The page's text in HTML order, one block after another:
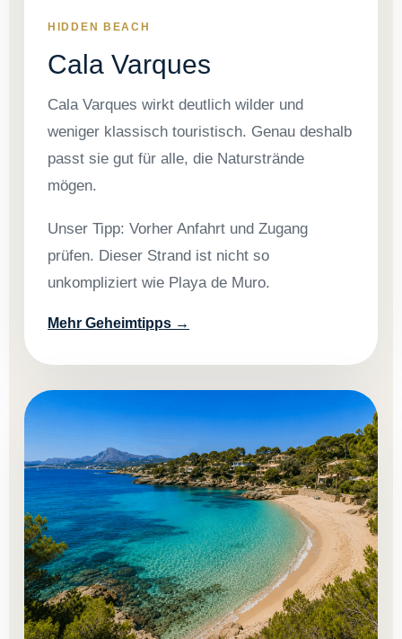
HIDDEN BEACH
Cala Varques
Cala Varques wirkt deutlich wilder und
weniger klassisch touristisch. Genau deshalb
passt sie gut für alle, die Naturstrände
mögen.
Unser Tipp: Vorher Anfahrt und Zugang
prüfen. Dieser Strand ist nicht so
unkompliziert wie Playa de Muro.
Mehr Geheimtipps →